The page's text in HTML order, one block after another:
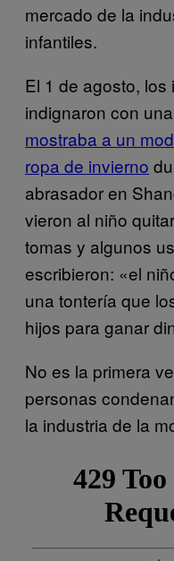
mercado de la
infantiles.
El 1 de agosto,
indignaron con
mostraba a un
ropa de invierno
abrasador en
vieron al niño
tomas y algunos
escribieron: «el
una tontería que
hijos para ganar
No es la primera
personas
la industria de la